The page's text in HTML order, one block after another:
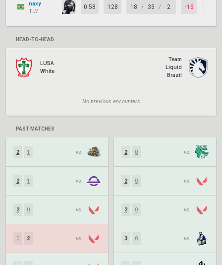
naxy
TLV
0.58 128 18 / 33 / 2 -15
HEAD-TO-HEAD
LUSA
White
Team
Liquid
Brazil
No previous encounters
PAST MATCHES
2 1 vs.
2 1 vs.
2 0 vs.
0 2 vs.
2 0 vs.
2 0 vs.
2 0 vs.
3 0 vs.